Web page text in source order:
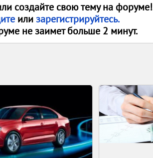
создайте свою тему на форуме!
илизарегистрируйтесь.
не заимет больше 2 минут.